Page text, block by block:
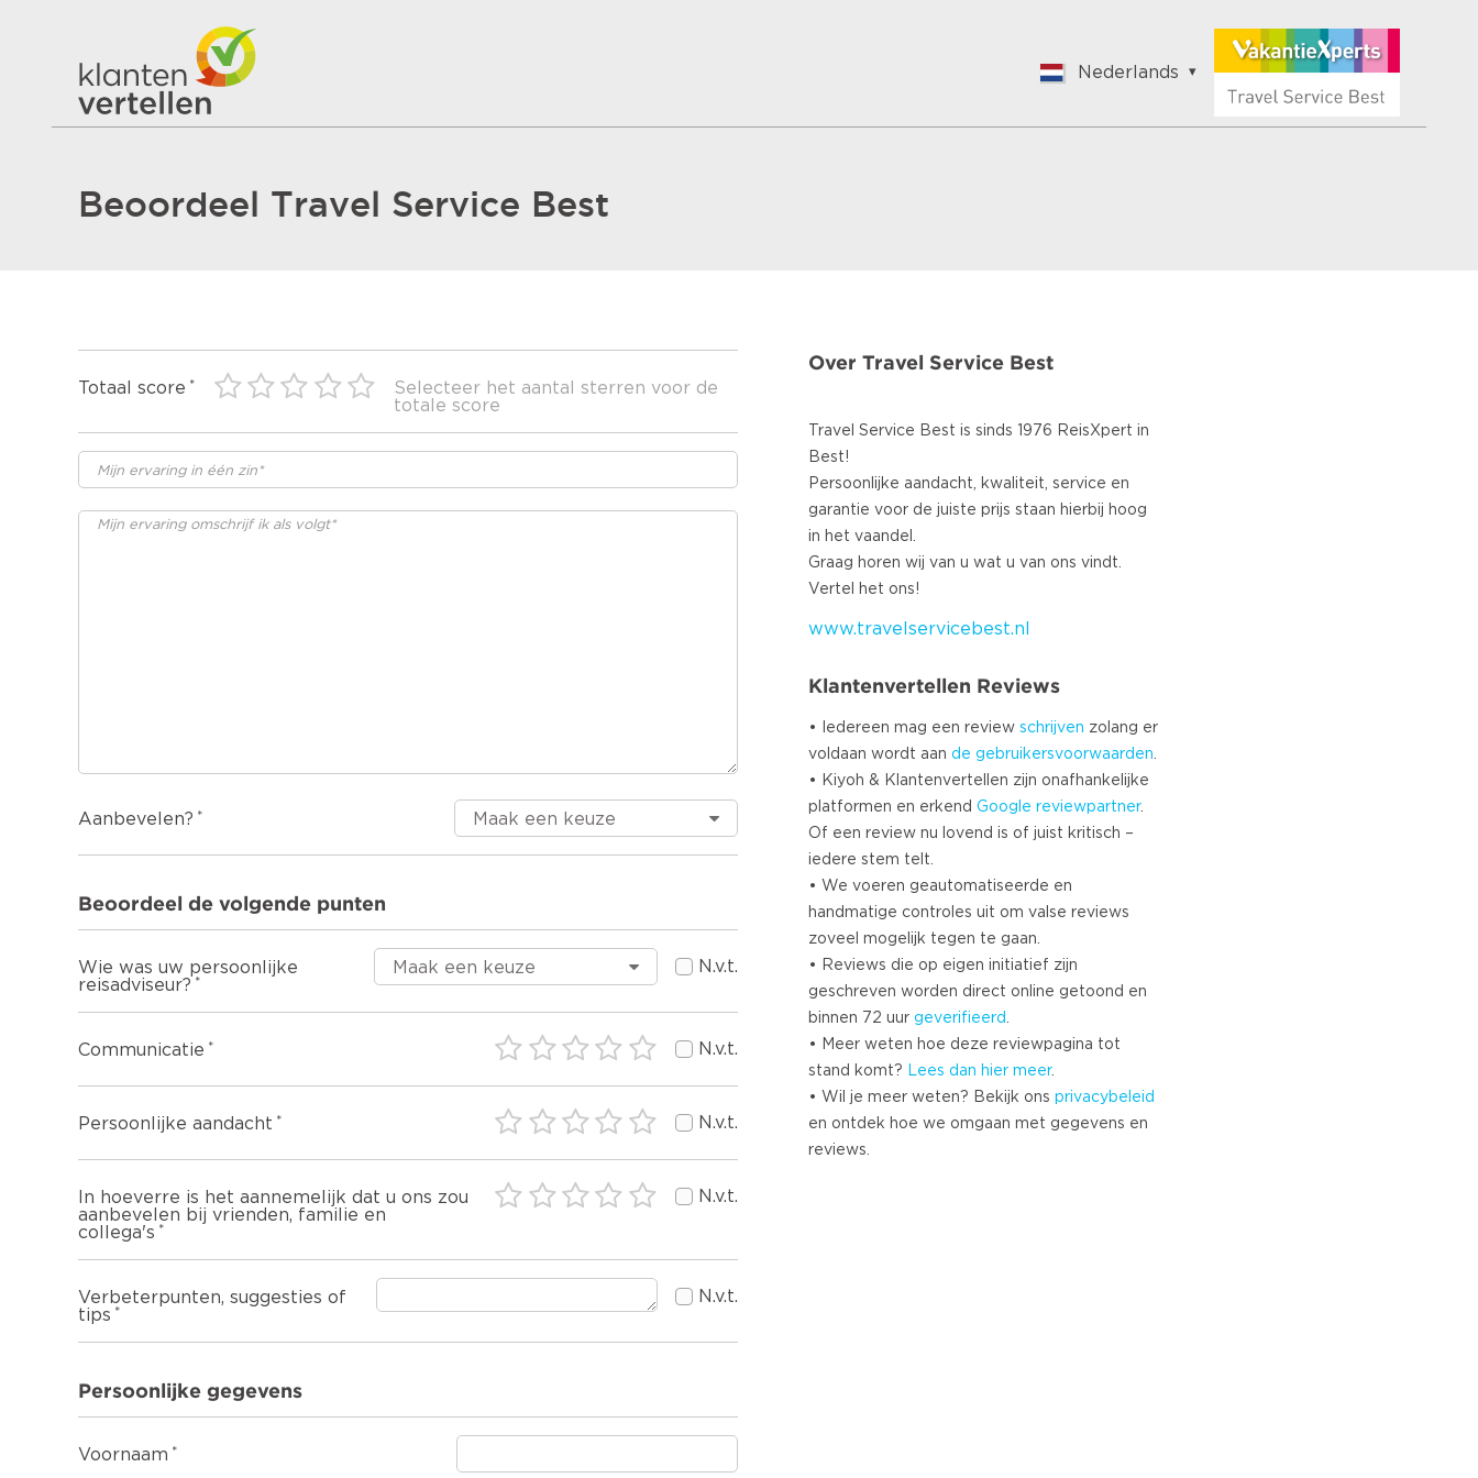
Nederlands
Nederlands
Beoordeel Travel Service Best
Totaal score
Selecteer het aantal sterren voor de
totale score
Aanbevelen?
Beoordeel de volgende punten
Wie was uw persoonlijke
reisadviseur?
N.v.t.
Communicatie N.v.t.
Persoonlijke aandacht N.v.t.
In hoeverre is het aannemelijk dat u ons zou
aanbevelen bij vrienden, familie en
collega's
N.v.t.
Verbeterpunten, suggesties of
tips
N.v.t.
Persoonlijke gegevens
Voornaam
Over Travel Service Best
Travel Service Best is sinds 1976 ReisXpert in
Best!
Persoonlijke aandacht, kwaliteit, service en
garantie voor de juiste prijs staan hierbij hoog
in het vaandel.
Graag horen wij van u wat u van ons vindt.
www.travelservicebest.nl
Klantenvertellen Reviews
• Iedereen mag een review schrijven zolang er
voldaan wordt aan de gebruikersvoorwaarden.
• Kiyoh & Klantenvertellen zijn onafhankelijke
platformen en erkend Google reviewpartner.
Of een review nu lovend is of juist kritisch –
iedere stem telt.
• We voeren geautomatiseerde en
handmatige controles uit om valse reviews
zoveel mogelijk tegen te gaan.
• Reviews die op eigen initiatief zijn
geschreven worden direct online getoond en
binnen 72 uur geverifieerd.
• Meer weten hoe deze reviewpagina tot
stand komt? Lees dan hier meer.
• Wil je meer weten? Bekijk ons privacybeleid
en ontdek hoe we omgaan met gegevens en
reviews.